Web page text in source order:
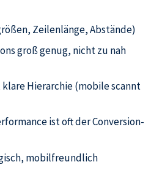
Zeilenlänge, Abstände)
groß genug, nicht zu nah
Hierarchie (mobile scannt
ist oft der Conversion-
mobilfreundlich